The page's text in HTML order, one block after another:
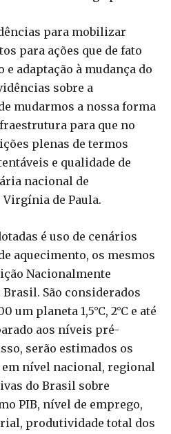
para mobilizar
para ações que de fato
adaptação à mudança do
sobre a
mudarmos a nossa forma
para que no
plenas de termos
e qualidade de
nacional de
Virgínia de Paula.
é uso de cenários
aquecimento, os mesmos
Nacionalmente
São considerados
um planeta 1,5°C, 2°C e até
aos níveis pré-
serão estimados os
nível nacional, regional
do Brasil sobre
PIB, nível de emprego,
produtividade total dos